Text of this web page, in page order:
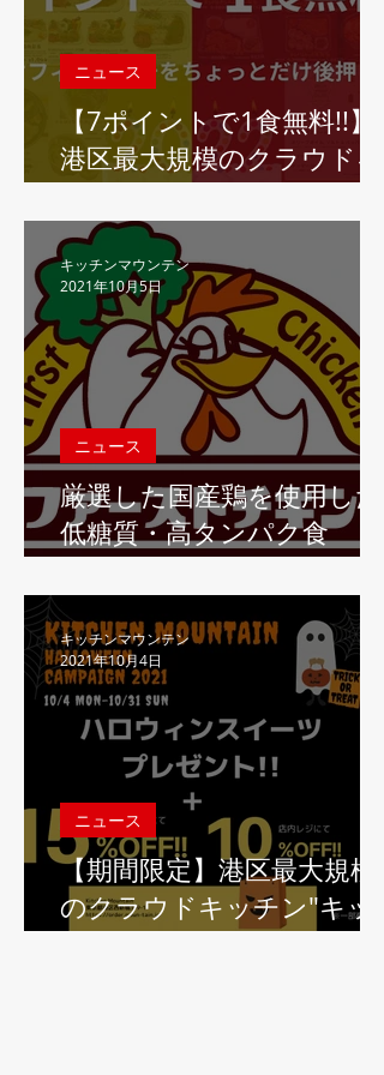
【7ポイントで1食無料!!】
港区最大規模のクラウドキ
ン虎ノ門"、「色々なものを
食べてみたいけれど勇気が
出ない」オフィスランチを
応援するデジタルポイント
カードの提供を開始
ニュース
厳選した国産鶏を使用した
低糖質・高タンパク食
ー ファーストチキン虎ノ
門」、フードデリバリーア
プリ"Wolt"にてBuy1Get1
キャンペーンを開始
ニュース
キッチンマウンテン
2021年10月5日
【期間限定】港区最大規模
のクラウドキッチン"キッ
ニュース
キッチンマウンテン
2021年10月4日